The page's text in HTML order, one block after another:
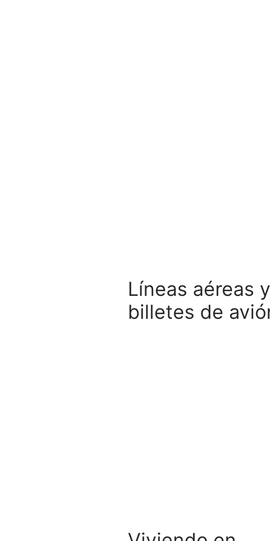
Líneas aéreas y
billetes de